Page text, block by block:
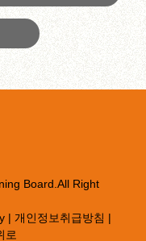
Board.All Right
| 개인정보취급방침 |
로